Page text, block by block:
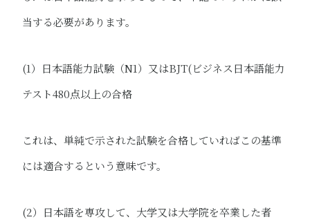
当する必要があります。
(1）日本語能力試験（N1）又はBJT(ビジネス日本語能力
テスト480点以上の合格
これは、単純で示された試験を合格していればこの基準
には適合するという意味です。
(2）日本語を専攻して、大学又は大学院を卒業した者